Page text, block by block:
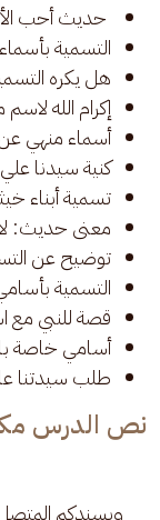
حديث أحب
التسمية بأسماء
هل يكره
إكرام الله
أسماء منهي عن
كنية سيدنا
تسمية أبناء
معنى حديث: لا
توضيح عن
التسمية
قصة للنبي
أسامي خاصة
طلب سيدتنا
نص الدرس
وبسندكم